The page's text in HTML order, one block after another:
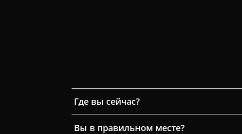
Где вы сейчас?
Вы в правильном месте?